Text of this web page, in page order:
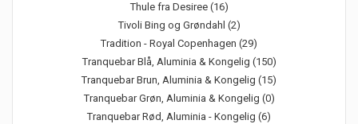
Thule fra Desiree (16)
Tivoli Bing og Grøndahl (2)
Tradition - Royal Copenhagen (29)
Tranquebar Blå, Aluminia & Kongelig (150)
Tranquebar Brun, Aluminia & Kongelig (15)
Tranquebar Grøn, Aluminia & Kongelig (0)
Tranquebar Rød, Aluminia - Kongelig (6)